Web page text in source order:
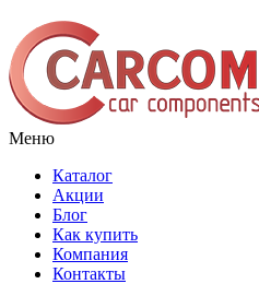
Меню
Каталог
Акции
Блог
Как купить
Компания
Контакты